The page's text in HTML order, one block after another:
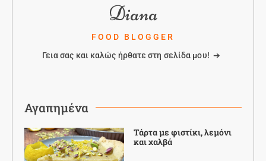
Diana
FOOD BLOGGER
Γεια σας και καλώς ήρθατε στη σελίδα μου! ➔
Αγαπημένα
Τάρτα με φιστίκι, λεμόνι
και χαλβά